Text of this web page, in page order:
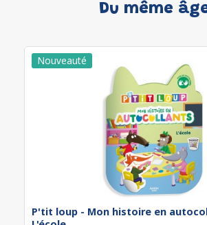
Du même
P'tit loup - Mon histoire en